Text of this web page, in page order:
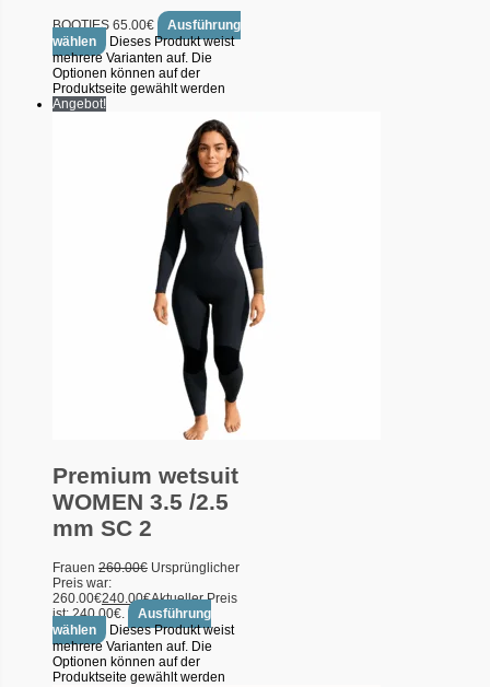
BOOTIES 65.00€
Ausführung
wählen
Dieses Produkt weist
mehrere Varianten auf. Die
Optionen können auf der
Produktseite gewählt werden
Angebot!
Premium wetsuit
WOMEN 3.5 /2.5
mm SC 2
Frauen 260.00€ Ursprünglicher
Preis war:
260.00€240.00€Aktueller Preis
ist: 240.00€.
Ausführung
wählen
Dieses Produkt weist
mehrere Varianten auf. Die
Optionen können auf der
Produktseite gewählt werden